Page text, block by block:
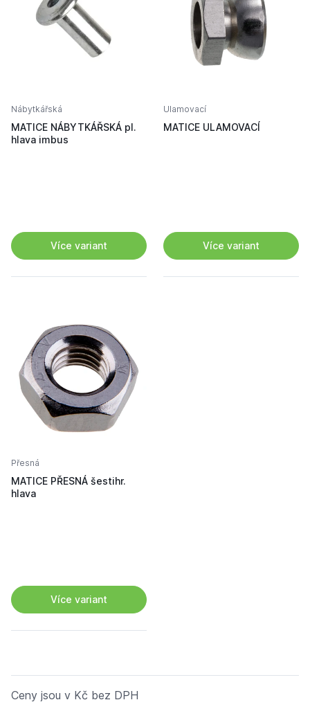
Nábytkářská
MATICE NÁBYTKÁŘSKÁ pl.
hlava imbus
Více variant
Ulamovací
MATICE ULAMOVACÍ
Více variant
Přesná
MATICE PŘESNÁ šestihr.
hlava
Více variant
Ceny jsou v Kč bez DPH